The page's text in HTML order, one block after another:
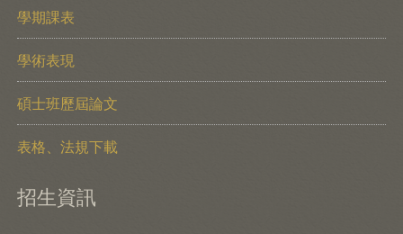
學期課表
學術表現
碩士班歷屆論文
表格、法規下載
招生資訊